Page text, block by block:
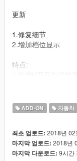
更新
1.修复细节
2.增加档位显示
特点:
4.随机出现的车牌
可以通过修改贴图来
hubcolor----卡钳颜色
ADD-ON 자동차
최초 업로드: 2018년 02
마지막 업로드: 2018년
마지막 다운로드: 9시간